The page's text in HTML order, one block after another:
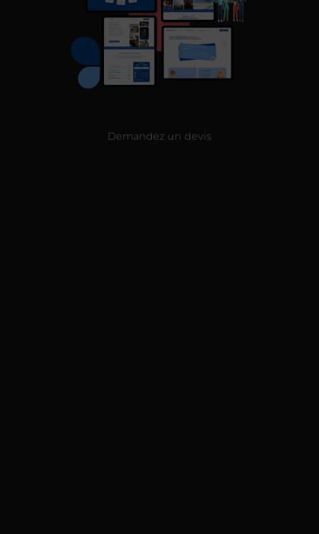
Demandez un devis